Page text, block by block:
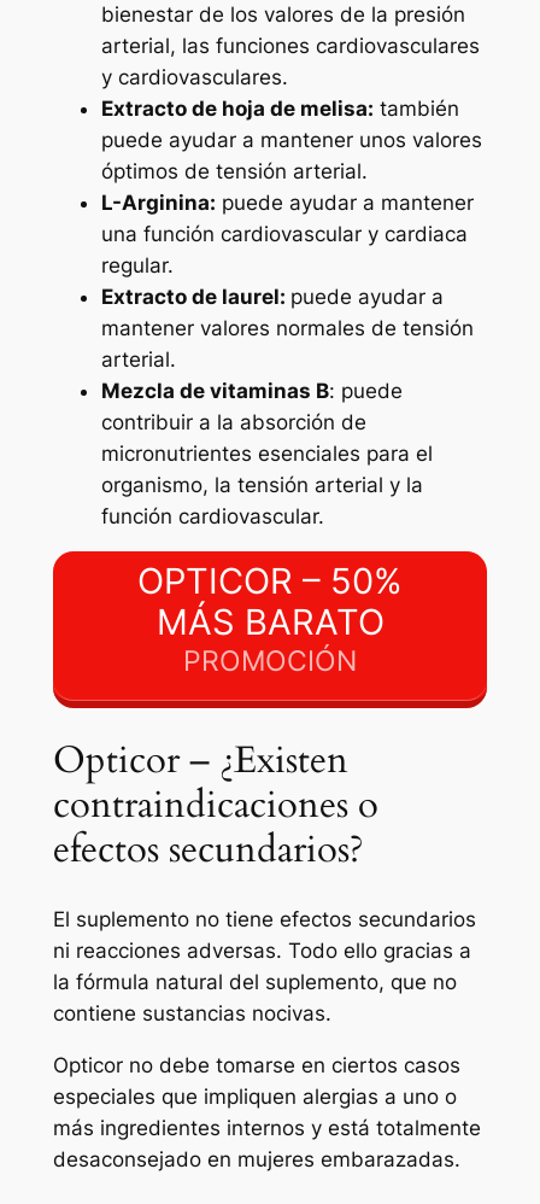
bienestar de los valores de la presión
arterial, las funciones cardiovasculares
y cardiovasculares.
Extracto de hoja de melisa: también
puede ayudar a mantener unos valores
óptimos de tensión arterial.
L-Arginina: puede ayudar a mantener
una función cardiovascular y cardiaca
regular.
Extracto de laurel: puede ayudar a
mantener valores normales de tensión
arterial.
Mezcla de vitaminas B: puede
contribuir a la absorción de
micronutrientes esenciales para el
organismo, la tensión arterial y la
función cardiovascular.
OPTICOR – 50%
MÁS BARATO
PROMOCIÓN
Opticor – ¿Existen
contraindicaciones o
efectos secundarios?
El suplemento no tiene efectos secundarios
ni reacciones adversas. Todo ello gracias a
la fórmula natural del suplemento, que no
contiene sustancias nocivas.
Opticor no debe tomarse en ciertos casos
especiales que impliquen alergias a uno o
más ingredientes internos y está totalmente
desaconsejado en mujeres embarazadas.